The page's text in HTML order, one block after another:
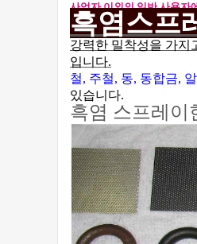
사업자 이외의 일반 사용자
흑염스프
강력한 밀착성을 가지
입니다.
철, 주철, 동, 동합금,
있습니다.
흑염 스프레이